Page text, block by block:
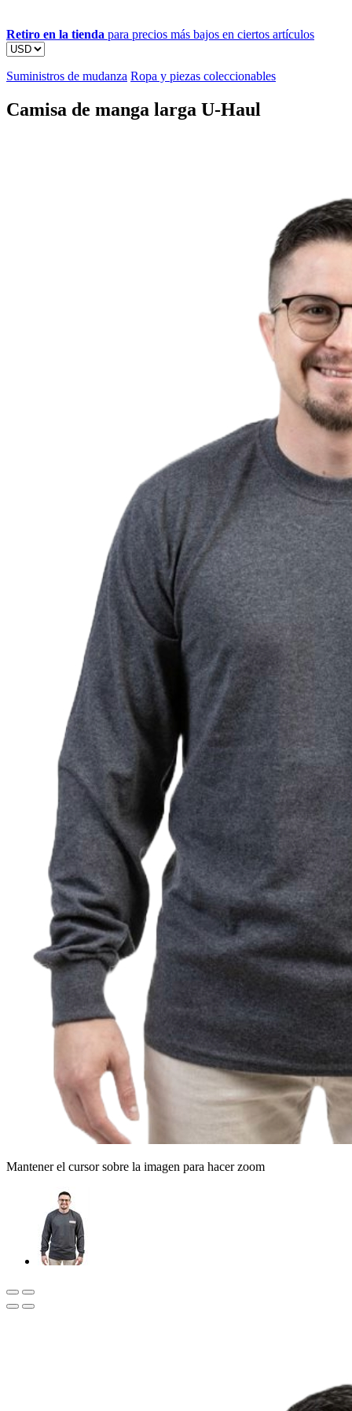
Retiro en la tienda para precios más bajos en ciertos artículos
Suministros de mudanza Ropa y piezas coleccionables
Camisa de manga larga U-Haul
Mantener el cursor sobre la imagen para hacer zoom